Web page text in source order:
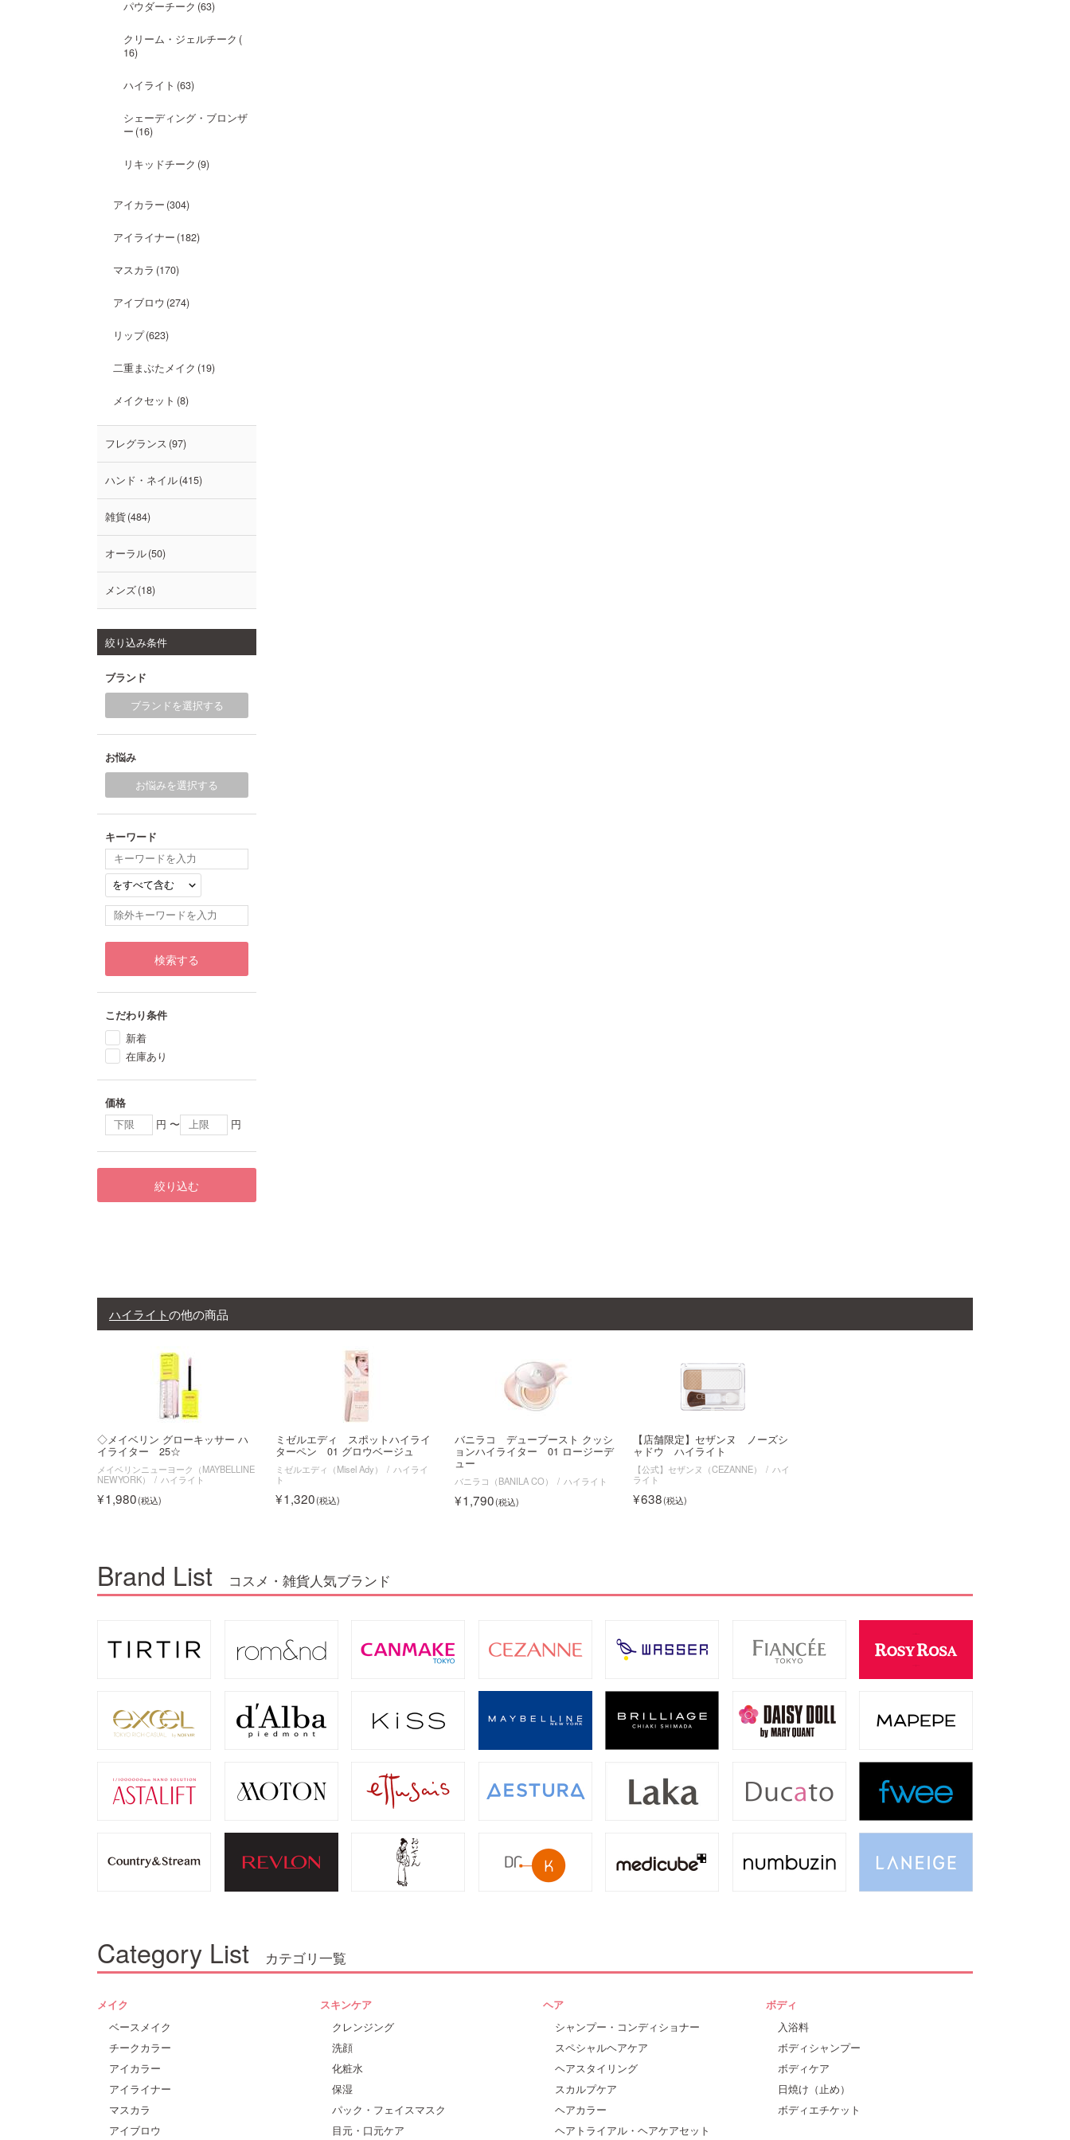
パウダーチーク 63
クリーム・ジェルチーク
16
ハイライト 63
シェーディング・ブロンザ
ー 16
リキッドチーク 9
アイカラー 304
アイライナー 182
マスカラ 170
アイブロウ 274
リップ 623
二重まぶたメイク 19
メイクセット 8
フレグランス 97
ハンド・ネイル 415
雑貨 484
オーラル 50
メンズ 18
絞り込み条件
ブランド
ブランドを選択する
お悩み
お悩みを選択する
キーワード
検索する
こだわり条件
新着
在庫あり
価格
円 〜 円
絞り込む
ハイライトの他の商品
◇メイベリン グローキッサー ハ
イライター 25☆
メイベリンニューヨーク（MAYBELLINE
NEWYORK）
ハイライト
1,980
ミゼルエディ スポットハイライ
ターペン 01 グロウベージュ
ミゼルエディ（Misel Ady）
ハイライ
ト
1,320
バニラコ デューブースト クッシ
ョンハイライター 01 ロージーデ
ュー
バニラコ（BANILA CO） ハイライト
1,790
【店舗限定】セザンヌ ノーズシ
ャドウ ハイライト
【公式】セザンヌ（CEZANNE）
ハイ
ライト
638
Brand List コスメ・雑貨人気ブランド
Category List カテゴリ一覧
スキンケア
クレンジング
洗顔
化粧水
保湿
パック・フェイスマスク
目元・口元ケア
ヘア
シャンプー・コンディショナー
スペシャルヘアケア
ヘアスタイリング
スカルプケア
ヘアカラー
ヘアトライアル・ヘアケアセット
ボディ
入浴料
ボディシャンプー
ボディケア
日焼け（止め）
ボディエチケット
メイク
ベースメイク
チークカラー
アイカラー
アイライナー
マスカラ
アイブロウ